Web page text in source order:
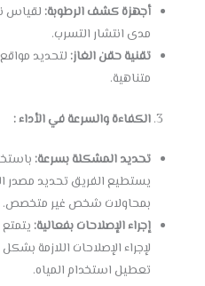
أجهزة كشف الرطوبة:لقياس
مدى انتشار التسرب.
تقنية حقن الغاز:لتحديد
متناهية.
الكفاءة والسرعة في الأداء :
تحديد المشكلة بسرعة:
يستطيع الفريق تحديد مصدر
بمحاولات شخص غير متخصص.
إجراء الإصلاحات بفعالية:يتمتع
لإجراء الإصلاحات اللازمة
تعطيل استخدام المياه.